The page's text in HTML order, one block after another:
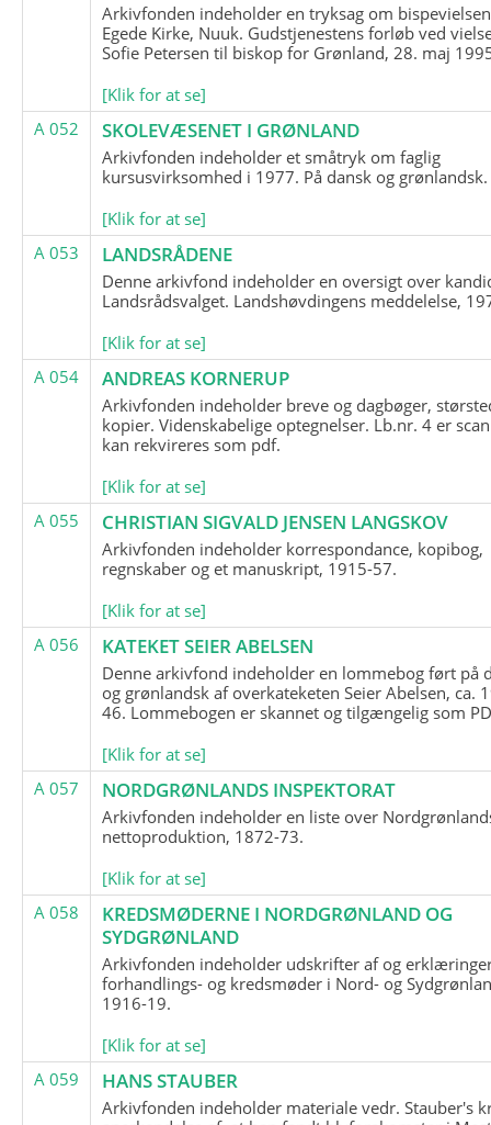
Arkivfonden indeholder en tryksag om
Egede Kirke, Nuuk. Gudstjenestens forløb ved
Sofie Petersen til biskop for Grønland, 28. maj
[Klik for at se]
A 052
SKOLEVÆSENET I GRØNLAND
Arkivfonden indeholder et småtryk om faglig
kursusvirksomhed i 1977. På dansk og grønlandsk.
[Klik for at se]
A 053
LANDSRÅDENE
Denne arkivfond indeholder en oversigt over
Landsrådsvalget. Landshøvdingens meddelelse,
[Klik for at se]
A 054
ANDREAS KORNERUP
Arkivfonden indeholder breve og dagbøger,
kopier. Videnskabelige optegnelser. Lb.nr. 4 er
kan rekvireres som pdf.
[Klik for at se]
A 055
CHRISTIAN SIGVALD JENSEN LANGSKOV
Arkivfonden indeholder korrespondance, kopibog,
regnskaber og et manuskript, 1915-57.
[Klik for at se]
A 056
KATEKET SEIER ABELSEN
Denne arkivfond indeholder en lommebog ført på
og grønlandsk af overkateketen Seier Abelsen, ca.
46. Lommebogen er skannet og tilgængelig som
[Klik for at se]
A 057
NORDGRØNLANDS INSPEKTORAT
Arkivfonden indeholder en liste over
nettoproduktion, 1872-73.
[Klik for at se]
A 058
KREDSMØDERNE I NORDGRØNLAND OG
SYDGRØNLAND
Arkivfonden indeholder udskrifter af og
forhandlings- og kredsmøder i Nord- og
1916-19.
[Klik for at se]
A 059
HANS STAUBER
Arkivfonden indeholder materiale vedr. Stauber's